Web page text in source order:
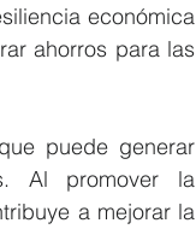
económica
ahorros para las
puede generar
Al promover la
a mejorar la